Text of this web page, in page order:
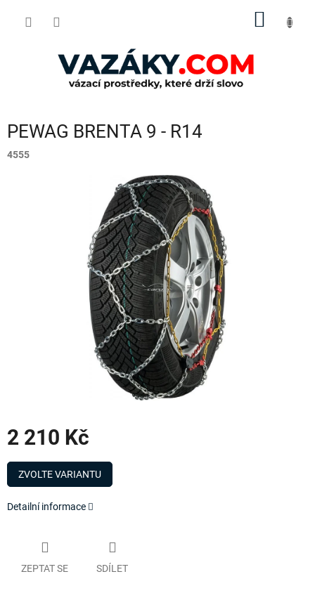
PEWAG BRENTA 9 - R14
4555
2 210 Kč
Měrná
cena:
ZVOLTE VARIANTU
Detailní informace
ZEPTAT SE SDÍLET